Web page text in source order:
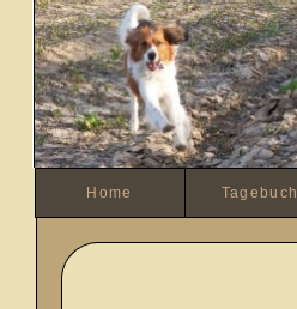
Home Tagebuch